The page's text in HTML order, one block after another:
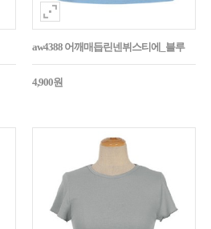
aw4388 어깨매듭린넨뷔스티에_블루
4,900원